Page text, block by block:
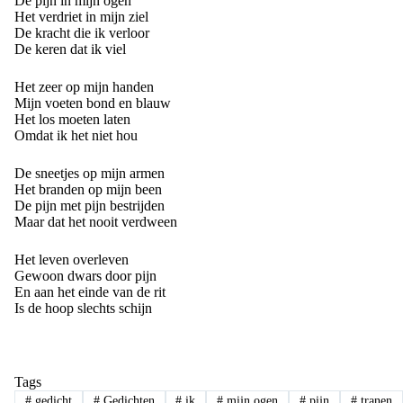
Het verdriet in mijn ziel
De kracht die ik verloor
De keren dat ik viel
Het zeer op mijn handen
Mijn voeten bond en blauw
Het los moeten laten
Omdat ik het niet hou
De sneetjes op mijn armen
Het branden op mijn been
De pijn met pijn bestrijden
Maar dat het nooit verdween
Het leven overleven
Gewoon dwars door pijn
En aan het einde van de rit
Is de hoop slechts schijn
Tags